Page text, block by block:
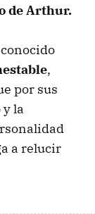
de Arthur.
,
por sus
la
a relucir